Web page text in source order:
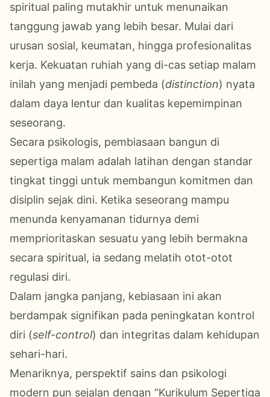
spiritual paling mutakhir untuk menunaikan
tanggung jawab yang lebih besar. Mulai dari
urusan sosial, keumatan, hingga profesionalitas
kerja. Kekuatan ruhiah yang di-cas setiap malam
inilah yang menjadi pembeda (distinction) nyata
dalam daya lentur dan kualitas kepemimpinan
seseorang.
Secara psikologis, pembiasaan bangun di
sepertiga malam adalah latihan dengan standar
tingkat tinggi untuk membangun komitmen dan
disiplin sejak dini. Ketika seseorang mampu
menunda kenyamanan tidurnya demi
memprioritaskan sesuatu yang lebih bermakna
secara spiritual, ia sedang melatih otot-otot
regulasi diri.
Dalam jangka panjang, kebiasaan ini akan
berdampak signifikan pada peningkatan kontrol
diri (self-control) dan integritas dalam kehidupan
sehari-hari.
Menariknya, perspektif sains dan psikologi
modern pun sejalan dengan “Kurikulum Sepertiga